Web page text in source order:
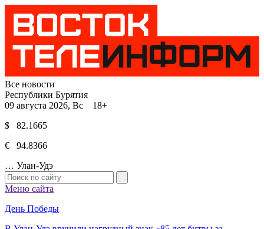
Все новости
Республики Бурятия
09 августа 2026, Вс 18+
$ 82.1665
€ 94.8366
… Улан-Удэ
Меню сайта
День Победы